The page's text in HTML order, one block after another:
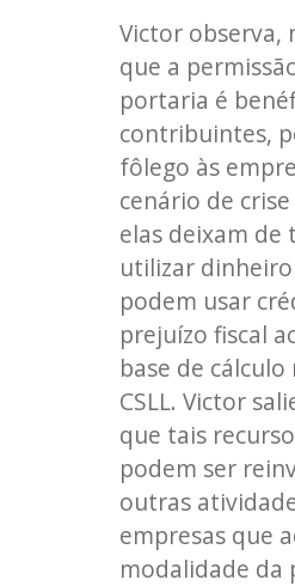
Victor observa,
que a
portaria é
contribuintes,
fôlego às
cenário de
elas deixam de
utilizar
podem usar
prejuízo fiscal
base de
CSLL. Victor
que tais
podem ser
outras
empresas que
modalidade da